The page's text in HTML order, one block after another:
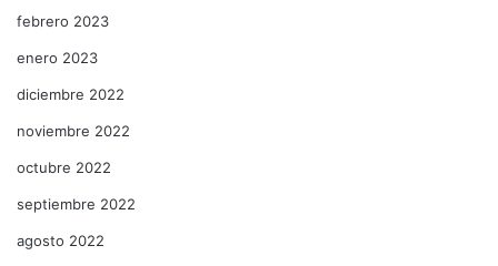
febrero 2023
enero 2023
diciembre 2022
noviembre 2022
octubre 2022
septiembre 2022
agosto 2022